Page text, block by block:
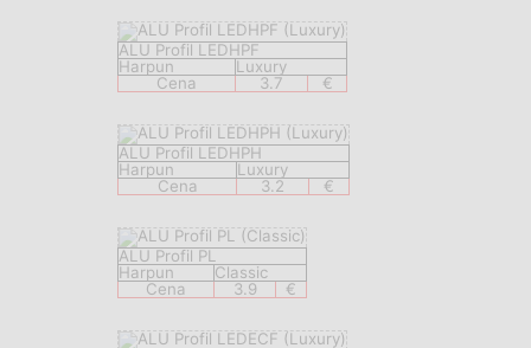
ALU Profil LEDHPF
Harpun
Luxury
Cena
3.7 €
ALU Profil LEDHPH
Harpun
Luxury
Cena
3.2 €
ALU Profil PL
Harpun
Classic
Cena
3.9 €